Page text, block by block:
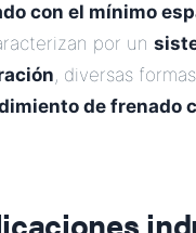
con el mínimo
por un
, diversas
de